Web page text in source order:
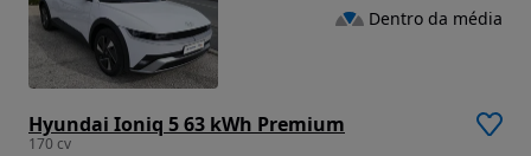
Hyundai Ioniq 5 63 kWh Premium
170 cv
Dentro da média